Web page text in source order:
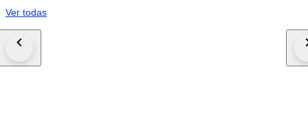
Ver todas